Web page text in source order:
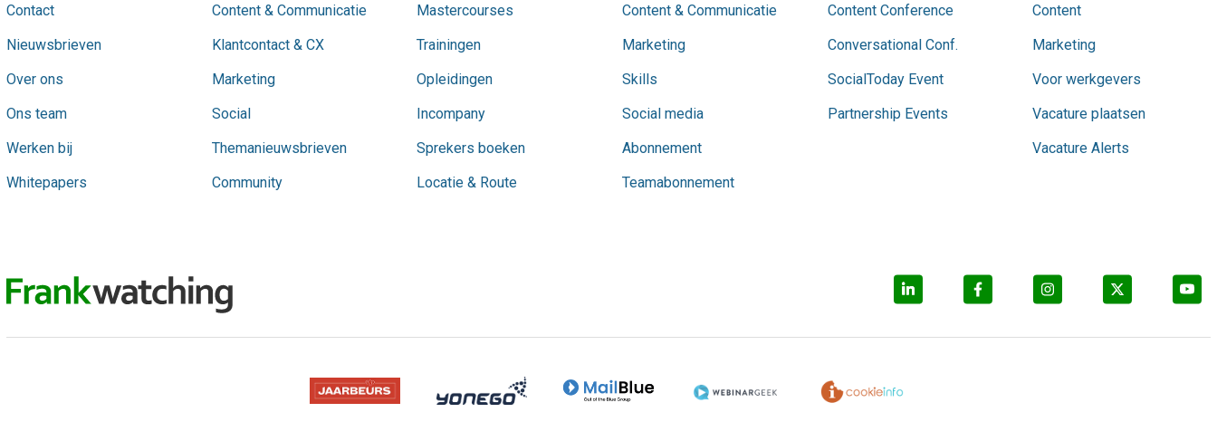
Contact
Nieuwsbrieven
Over ons
Ons team
Werken bij
Whitepapers
Content & Communicatie
Klantcontact & CX
Marketing
Social
Themanieuwsbrieven
Community
Mastercourses
Trainingen
Opleidingen
Incompany
Sprekers boeken
Locatie & Route
Content & Communicatie
Marketing
Skills
Social media
Abonnement
Teamabonnement
Content Conference
Conversational Conf.
SocialToday Event
Partnership Events
Content
Marketing
Voor werkgevers
Vacature plaatsen
Vacature Alerts